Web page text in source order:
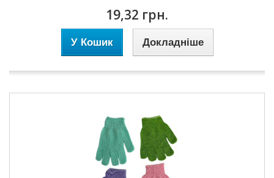
19,32 грн.
У Кошик Докладніше